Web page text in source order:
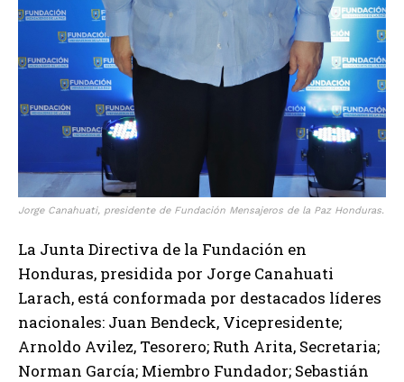
Jorge Canahuati, presidente de Fundación Mensajeros de la Paz Honduras.
La Junta Directiva de la Fundación en
Honduras, presidida por Jorge Canahuati
Larach, está conformada por destacados líderes
nacionales: Juan Bendeck, Vicepresidente;
Arnoldo Avilez, Tesorero; Ruth Arita, Secretaria;
Norman García; Miembro Fundador; Sebastián